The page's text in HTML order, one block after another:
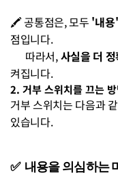
🖍️ 공통점은, 모두 '내용
점입니다.
      따라서,
사실을 더
켜집니다.
2. 거부 스위치를 끄는
거부 스위치는 다음과
있습니다.
✅  내용을 의심하는